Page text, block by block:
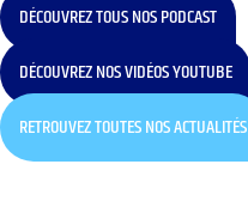
DÉCOUVREZ TOUS NOS PODCAST
DÉCOUVREZ NOS VIDÉOS YOUTUBE
RETROUVEZ TOUTES NOS ACTUALITÉS